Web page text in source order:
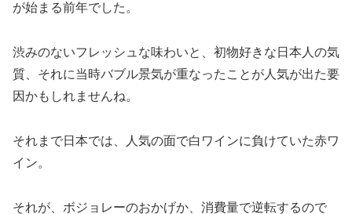
が始まる前年でした。
渋みのないフレッシュな味わいと、初物好きな日本人の気
質、それに当時バブル景気が重なったことが人気が出た要
因かもしれませんね。
それまで日本では、人気の面で白ワインに負けていた赤ワ
イン。
それが、ボジョレーのおかげか、消費量で逆転するので